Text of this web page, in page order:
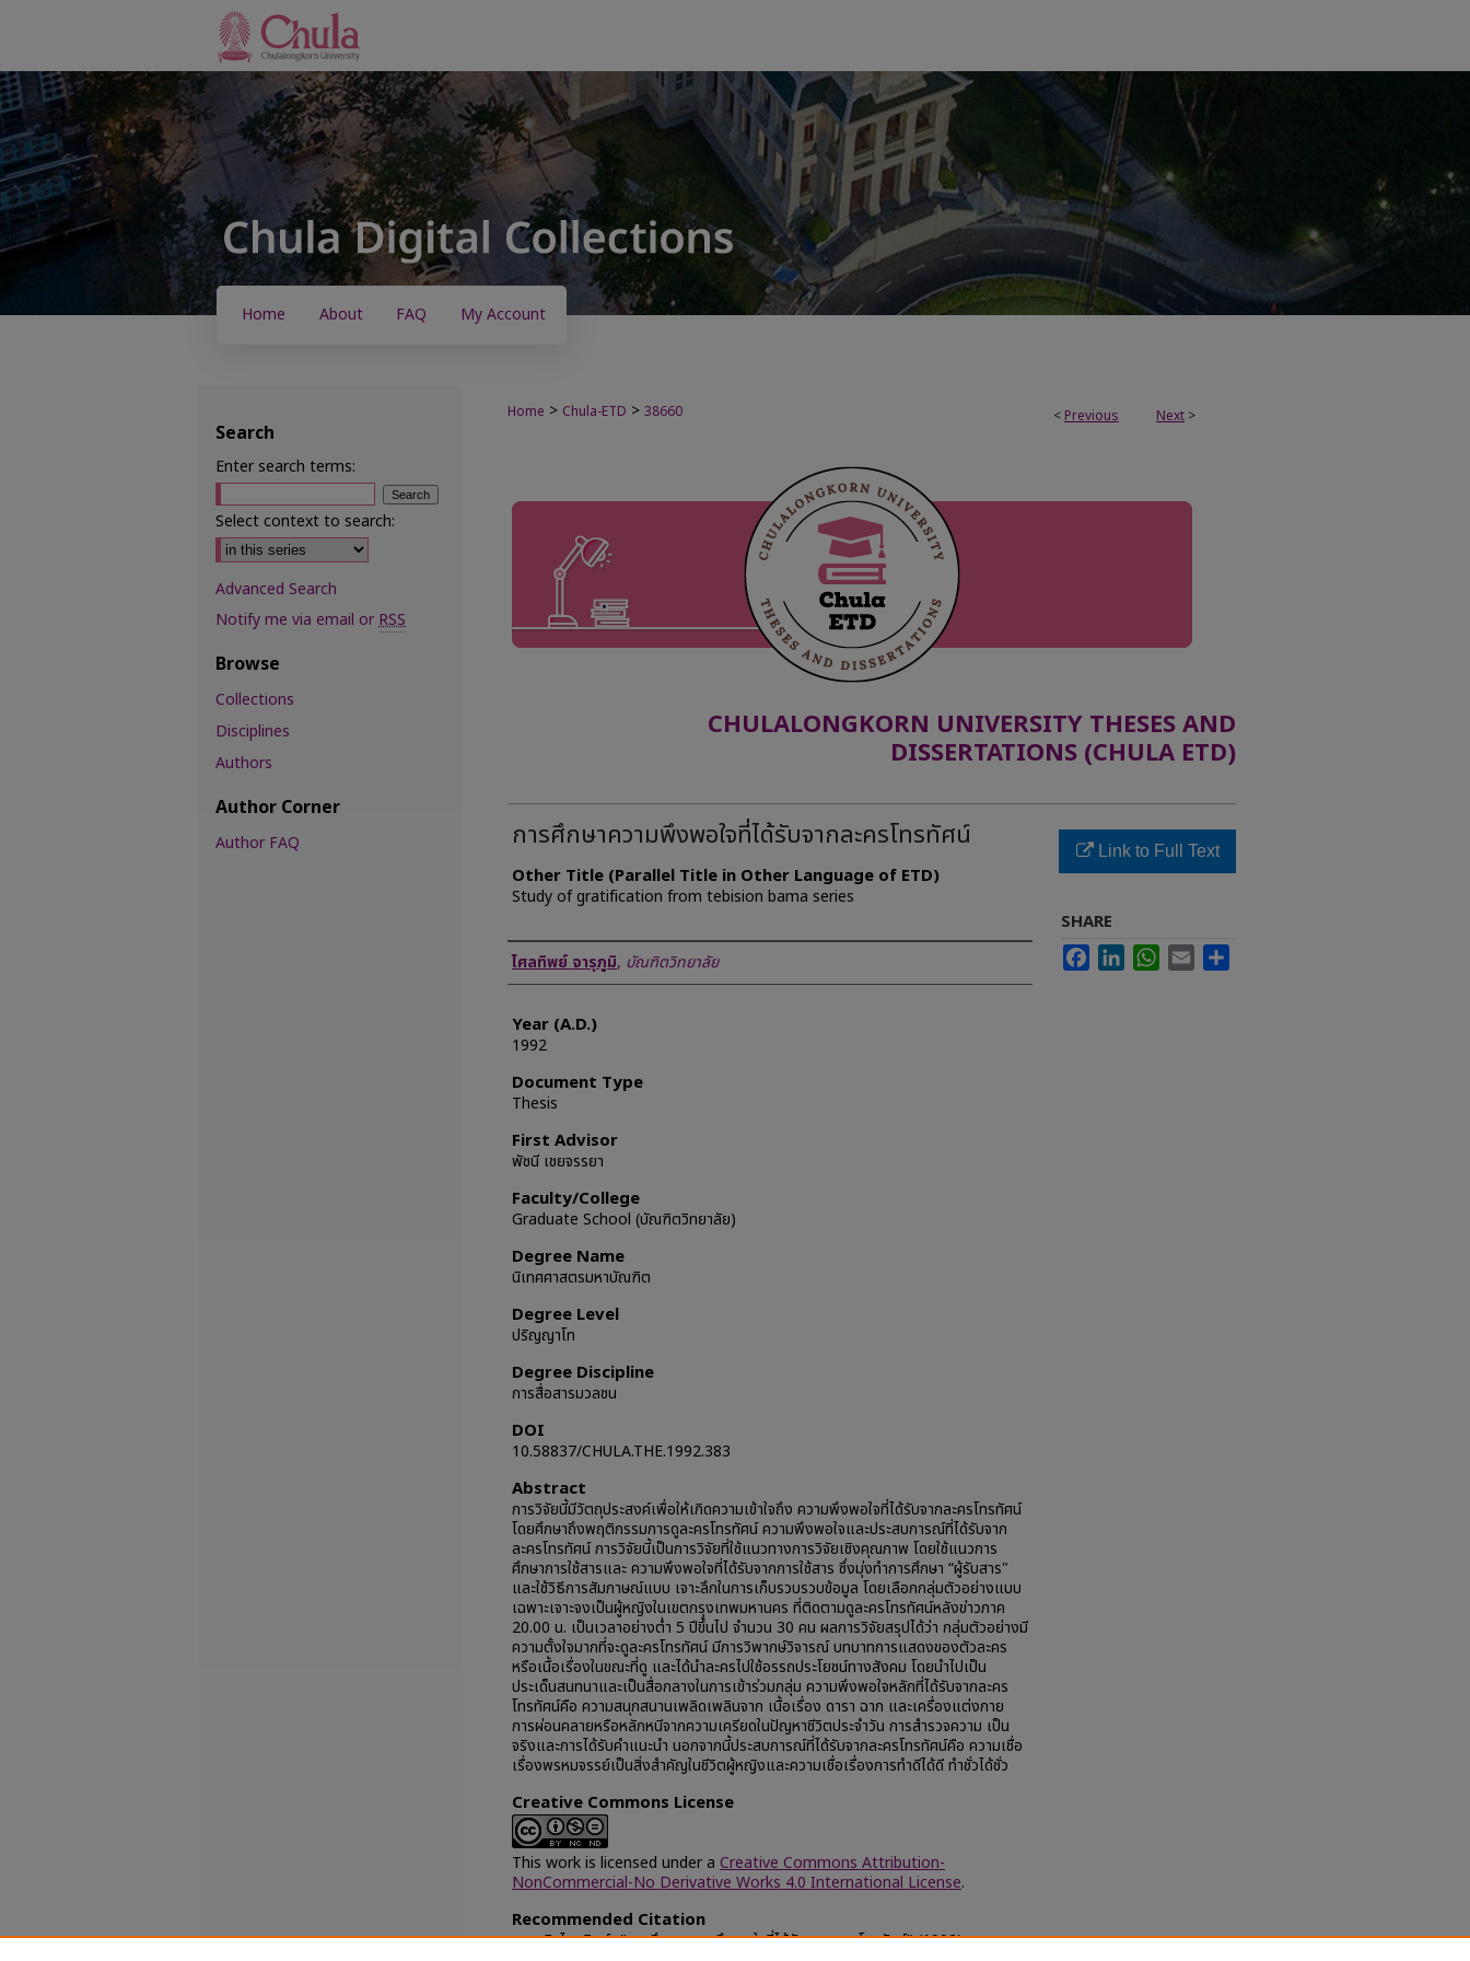
Home About FAQ My Account
< Previous Next >
Home > Chula-ETD > 38660
CHULALONGKORN UNIVERSITY THESES AND
DISSERTATIONS (CHULA ETD)
การศึกษาความพึงพอใจที่ได้รับจากละครโทรทัศน์
Other Title (Parallel Title in Other Language of ETD)
Study of gratification from tebision bama series
Author
ไศลทิพย์ จารุภูมิ, บัณฑิตวิทยาลัย
Year (A.D.)
1992
Document Type
Thesis
First Advisor
พัชนี เชยจรรยา
Faculty/College
Graduate School (บัณฑิตวิทยาลัย)
Degree Name
นิเทศศาสตรมหาบัณฑิต
Degree Level
ปริญญาโท
Degree Discipline
การสื่อสารมวลชน
DOI
10.58837/CHULA.THE.1992.383
Abstract
การวิจัยนี้มีวัตถุประสงค์เพื่อให้เกิดความเข้าใจถึง ความพึงพอใจที่ได้รับจากละครโทรทัศน์
โดยศึกษาถึงพฤติกรรมการดูละครโทรทัศน์ ความพึงพอใจและประสบการณ์ที่ได้รับจาก
ละครโทรทัศน์ การวิจัยนี้เป็นการวิจัยที่ใช้แนวทางการวิจัยเชิงคุณภาพ โดยใช้แนวการ
ศึกษาการใช้สารและ ความพึงพอใจที่ได้รับจากการใช้สาร ซึ่งมุ่งทำการศึกษา “ผู้รับสาร"
และใช้วิธีการสัมภาษณ์แบบ เจาะลึกในการเก็บรวบรวบข้อมูล โดยเลือกกลุ่มตัวอย่างแบบ
เฉพาะเจาะจงเป็นผู้หญิงในเขตกรุงเทพมหานคร ที่ติดตามดูละครโทรทัศน์หลังข่าวภาค
20.00 น. เป็นเวลาอย่างต่ำ 5 ปีขึ้นไป จำนวน 30 คน ผลการวิจัยสรุปได้ว่า กลุ่มตัวอย่างมี
ความตั้งใจมากที่จะดูละครโทรทัศน์ มีการวิพากษ์วิจารณ์ บทบาทการแสดงของตัวละคร
หรือเนื้อเรื่องในขณะที่ดู และได้นำละครไปใช้อรรถประโยชน์ทางสังคม โดยนำไปเป็น
ประเด็นสนทนาและเป็นสื่อกลางในการเข้าร่วมกลุ่ม ความพึงพอใจหลักที่ได้รับจากละคร
โทรทัศน์คือ ความสนุกสนานเพลิดเพลินจาก เนื้อเรื่อง ดารา ฉาก และเครื่องแต่งกาย
การผ่อนคลายหรือหลักหนีจากความเครียดในปัญหาชีวิตประจำวัน การสำรวจความ เป็น
จริงและการได้รับคำแนะนำ นอกจากนี้ประสบการณ์ที่ได้รับจากละครโทรทัศน์คือ ความเชื่อ
เรื่องพรหมจรรย์เป็นสิ่งสำคัญในชีวิตผู้หญิงและความเชื่อเรื่องการทำดีได้ดี ทำชั่วได้ชั่ว
Creative Commons License
This work is licensed under a Creative Commons Attribution-
NonCommercial-No Derivative Works 4.0 International License.
Recommended Citation
จารุภูมิ, ไศลทิพย์, "การศึกษาความพึงพอใจที่ได้รับจากละครโทรทัศน์" (1992).
Link to Full Text
SHARE
FacebookLinkedInWhatsApp
Email
Search
Enter search terms:
Select context to search:
Advanced Search
Notify me via email or RSS
Browse
Collections
Disciplines
Authors
Author Corner
Author FAQ